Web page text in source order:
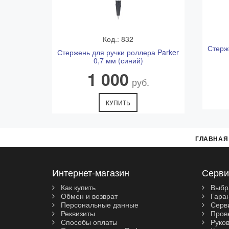
Код.: 832
Стержень для ручки роллера Parker
0,7 мм (синий)
1 000 руб.
КУПИТЬ
ГЛАВНАЯ
Интернет-магазин
Как купить
Обмен и возврат
Персональные данные
Реквизиты
Способы оплаты